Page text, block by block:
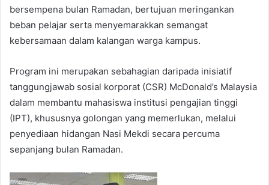
bersempena bulan Ramadan, bertujuan meringankan
beban pelajar serta menyemarakkan semangat
kebersamaan dalam kalangan warga kampus.
Program ini merupakan sebahagian daripada inisiatif
tanggungjawab sosial korporat (CSR) McDonald’s Malaysia
dalam membantu mahasiswa institusi pengajian tinggi
(IPT), khususnya golongan yang memerlukan, melalui
penyediaan hidangan Nasi Mekdi secara percuma
sepanjang bulan Ramadan.